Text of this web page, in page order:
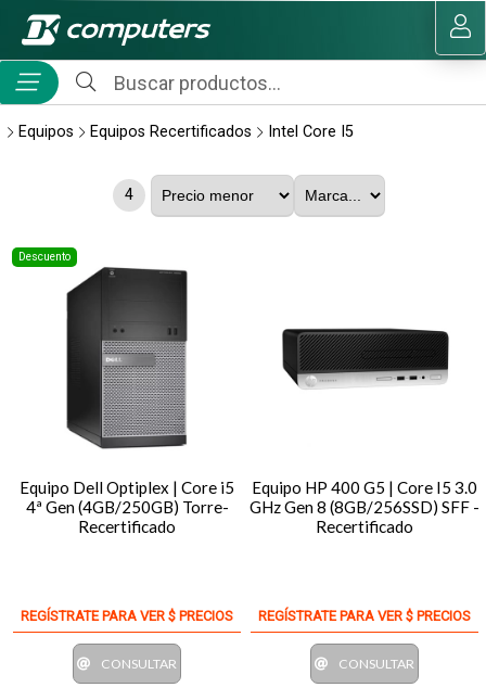
MI COMPRA
Equipos Equipos Recertificados Intel Core I5
4
Descuento
Equipo Dell Optiplex | Core i5
4ª Gen (4GB/250GB) Torre-
Recertificado
REGÍSTRATE PARA VER $ PRECIOS
CONSULTAR
Equipo HP 400 G5 | Core I5 3.0
GHz Gen 8 (8GB/256SSD) SFF -
Recertificado
REGÍSTRATE PARA VER $ PRECIOS
CONSULTAR